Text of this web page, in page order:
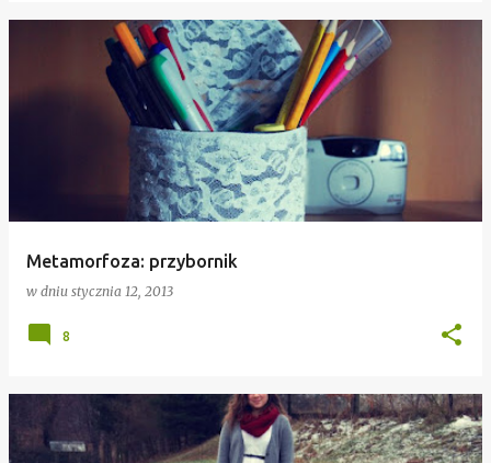
Metamorfoza: przybornik
w dniu stycznia 12, 2013
8